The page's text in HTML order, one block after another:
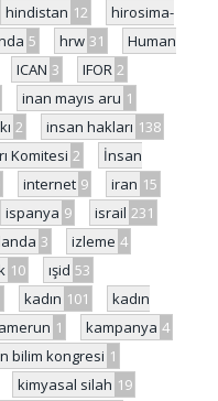
hindistan 12
hirosima-
5 hrw 31
Human
ICAN 3 IFOR 2
inan mayıs aru 1
2 insan hakları 138
Komitesi 2
İnsan
internet 9 iran 15
ispanya 9 israil 231
3 izleme 4
10 ışid 53
kadın 101
kadın
1 kampanya 4
bilim kongresi 1
kimyasal silah 19